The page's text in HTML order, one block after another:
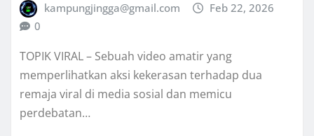
kampungjingga@gmail.com
Feb 22, 2026
0
TOPIK VIRAL – Sebuah video amatir yang
memperlihatkan aksi kekerasan terhadap dua
remaja viral di media sosial dan memicu
perdebatan…